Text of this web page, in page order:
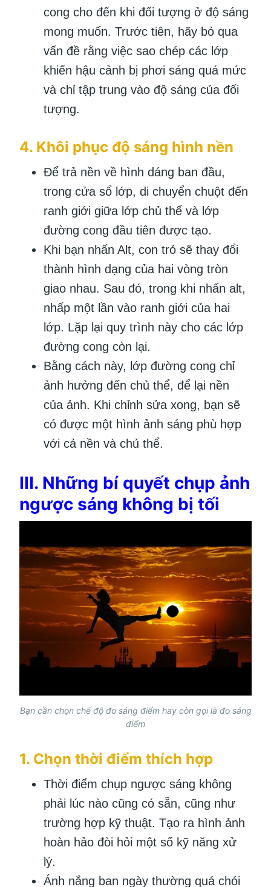
cong cho đến khi đối tượng ở độ sáng
mong muốn. Trước tiên, hãy bỏ qua
vấn đề rằng việc sao chép các lớp
khiến hậu cảnh bị phơi sáng quá mức
và chỉ tập trung vào độ sáng của đối
tượng.
4. Khôi phục độ sáng hình nền
Để trả nền về hình dáng ban đầu,
trong cửa sổ lớp, di chuyển chuột đến
ranh giới giữa lớp chủ thể và lớp
đường cong đầu tiên được tạo.
Khi bạn nhấn Alt, con trỏ sẽ thay đổi
thành hình dạng của hai vòng tròn
giao nhau. Sau đó, trong khi nhấn alt,
nhấp một lần vào ranh giới của hai
lớp. Lặp lại quy trình này cho các lớp
đường cong còn lại.
Bằng cách này, lớp đường cong chỉ
ảnh hưởng đến chủ thể, để lại nền
của ảnh. Khi chỉnh sửa xong, bạn sẽ
có được một hình ảnh sáng phù hợp
với cả nền và chủ thể.
III. Những bí quyết chụp ảnh
ngược sáng không bị tối
Bạn cần chọn chế độ đo sáng điểm hay còn gọi là đo sáng
điểm
1. Chọn thời điểm thích hợp
Thời điểm chụp ngược sáng không
phải lúc nào cũng có sẵn, cũng như
trường hợp kỹ thuật. Tạo ra hình ảnh
hoàn hảo đòi hỏi một số kỹ năng xử
lý.
Ánh nắng ban ngày thường quá chói